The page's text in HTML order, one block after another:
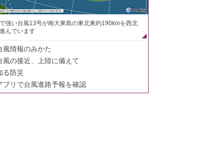
強い台風13号が南大東島の東北東約190kmを西北
んでいます
風情報のみかた
風の接近、上陸に備えて
る防災
プリで台風進路予報を確認